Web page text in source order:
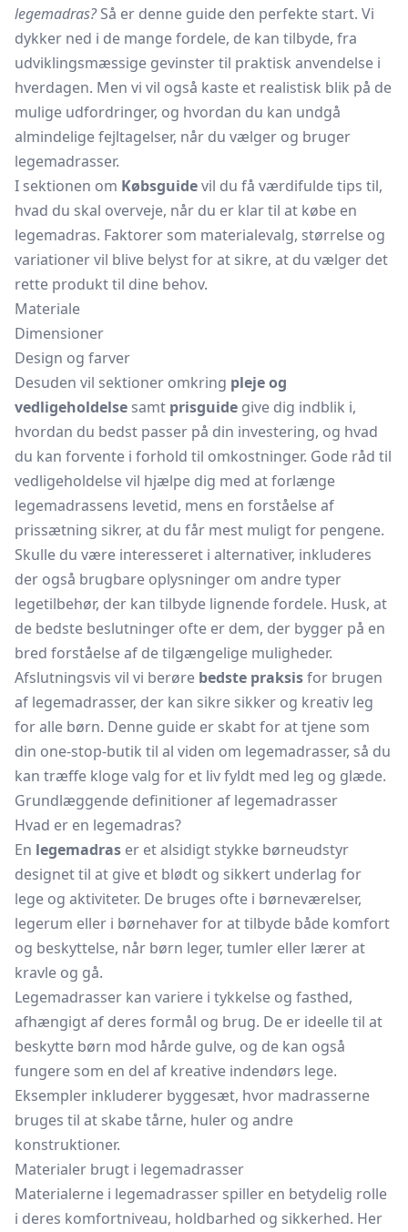
legemadras?Så er denne guide den perfekte start. Vi
dykker ned i de mange fordele, de kan tilbyde, fra
udviklingsmæssige gevinster til praktisk anvendelse i
hverdagen. Men vi vil også kaste et realistisk blik på de
mulige udfordringer, og hvordan du kan undgå
almindelige fejltagelser, når du vælger og bruger
legemadrasser.
I sektionen om Købsguidevil du få værdifulde tips til,
hvad du skal overveje, når du er klar til at købe en
legemadras. Faktorer som materialevalg, størrelse og
variationer vil blive belyst for at sikre, at du vælger det
rette produkt til dine behov.
Materiale
Dimensioner
Design og farver
Desuden vil sektioner omkring pleje og
vedligeholdelse samt prisguide give dig indblik i,
hvordan du bedst passer på din investering, og hvad
du kan forvente i forhold til omkostninger. Gode råd til
vedligeholdelse vil hjælpe dig med at forlænge
legemadrassens levetid, mens en forståelse af
prissætning sikrer, at du får mest muligt for pengene.
Skulle du være interesseret i alternativer, inkluderes
der også brugbare oplysninger om andre typer
legetilbehør, der kan tilbyde lignende fordele. Husk, at
de bedste beslutninger ofte er dem, der bygger på en
bred forståelse af de tilgængelige muligheder.
Afslutningsvis vil vi berøre bedste praksisfor brugen
af legemadrasser, der kan sikre sikker og kreativ leg
for alle børn. Denne guide er skabt for at tjene som
din one-stop-butik til al viden om legemadrasser, så du
kan træffe kloge valg for et liv fyldt med leg og glæde.
Grundlæggende definitioner af legemadrasser
Hvad er en legemadras?
En legemadras er et alsidigt stykke børneudstyr
designet til at give et blødt og sikkert underlag for
lege og aktiviteter. De bruges ofte i børneværelser,
legerum eller i børnehaver for at tilbyde både komfort
og beskyttelse, når børn leger, tumler eller lærer at
kravle og gå.
Legemadrasser kan variere i tykkelse og fasthed,
afhængigt af deres formål og brug. De er ideelle til at
beskytte børn mod hårde gulve, og de kan også
fungere som en del af kreative indendørs lege.
Eksempler inkluderer byggesæt, hvor madrasserne
bruges til at skabe tårne, huler og andre
konstruktioner.
Materialer brugt i legemadrasser
Materialerne i legemadrasser spiller en betydelig rolle
i deres komfortniveau, holdbarhed og sikkerhed. Her